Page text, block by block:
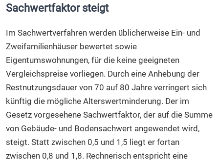
Sachwertfaktor steigt
Im Sachwertverfahren werden üblicherweise Ein- und
Zweifamilienhäuser bewertet sowie
Eigentumswohnungen, für die keine geeigneten
Vergleichspreise vorliegen. Durch eine Anhebung der
Restnutzungsdauer von 70 auf 80 Jahre verringert sich
künftig die mögliche Alterswertminderung. Der im
Gesetz vorgesehene Sachwertfaktor, der auf die Summe
von Gebäude- und Bodensachwert angewendet wird,
steigt. Statt zwischen 0,5 und 1,5 liegt er fortan
zwischen 0,8 und 1,8. Rechnerisch entspricht eine